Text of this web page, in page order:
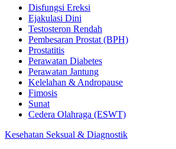
Disfungsi Ereksi
Ejakulasi Dini
Testosteron Rendah
Pembesaran Prostat (BPH)
Prostatitis
Perawatan Diabetes
Perawatan Jantung
Kelelahan & Andropause
Fimosis
Sunat
Cedera Olahraga (ESWT)
Kesehatan Seksual & Diagnostik